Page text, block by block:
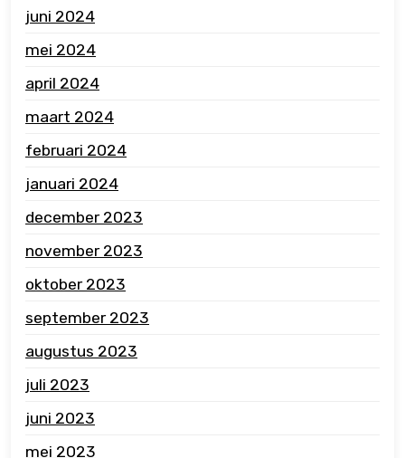
juni 2024
mei 2024
april 2024
maart 2024
februari 2024
januari 2024
december 2023
november 2023
oktober 2023
september 2023
augustus 2023
juli 2023
juni 2023
mei 2023